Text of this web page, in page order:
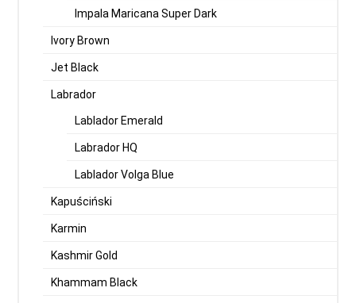
Impala Maricana Super Dark
Ivory Brown
Jet Black
Labrador
Lablador Emerald
Labrador HQ
Lablador Volga Blue
Kapuściński
Karmin
Kashmir Gold
Khammam Black